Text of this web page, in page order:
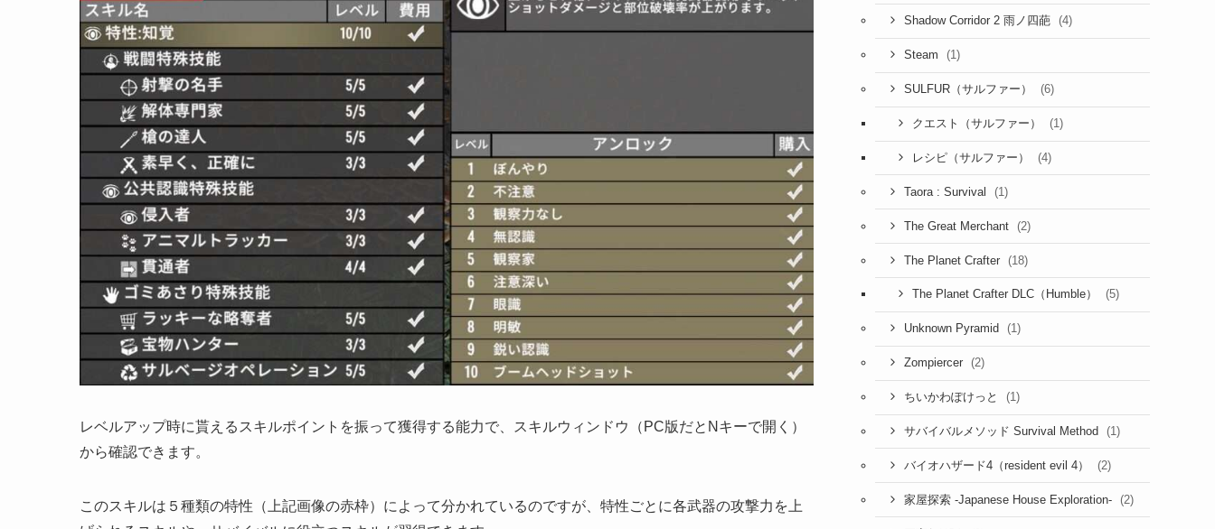
レベルアップ時に貰えるスキルポイントを振って獲得する能力で、スキルウィンドウ（PC版だとNキーで開く）
から確認できます。
このスキルは５種類の特性（上記画像の赤枠）によって分かれているのですが、特性ごとに各武器の攻撃力を上
Shadow Corridor 2 雨ノ四葩 (4)
Steam (1)
SULFUR（サルファー） (6)
クエスト（サルファー） (1)
レシピ（サルファー） (4)
Taora : Survival (1)
The Great Merchant (2)
The Planet Crafter (18)
The Planet Crafter DLC（Humble） (5)
Unknown Pyramid (1)
Zompiercer (2)
ちいかわぽけっと (1)
サバイバルメソッド Survival Method (1)
バイオハザード4（resident evil 4） (2)
家屋探索 -Japanese House Exploration- (2)